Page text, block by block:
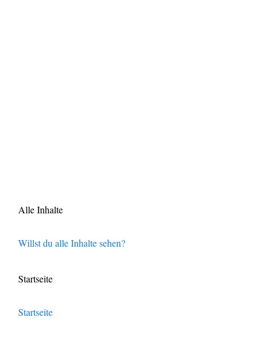
Alle Inhalte
Willst du alle Inhalte sehen?
Startseite
Startseite